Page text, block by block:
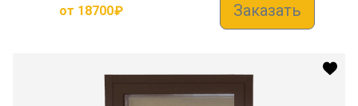
от 18700₽ Заказать